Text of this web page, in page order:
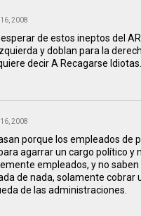
2008
de estos ineptos del
y doblan para la
decir A Recagarse Idiotas.
2008
porque los empleados
agarrar un cargo político y
empleados, y no
de nada, solamente cobrar
de las administraciones.